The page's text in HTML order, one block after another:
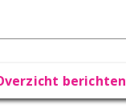
berichten